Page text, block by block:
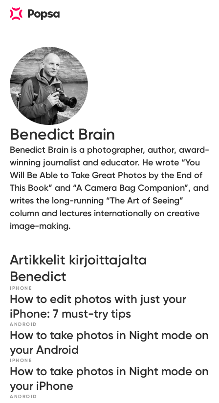
Benedict Brain
Benedict Brain is a photographer, author, award-
winning journalist and educator. He wrote “You
Will Be Able to Take Great Photos by the End of
This Book” and “A Camera Bag Companion”, and
writes the long-running “The Art of Seeing”
column and lectures internationally on creative
image-making.
Artikkelit kirjoittajalta
Benedict
IPHONE
How to edit photos with just your
iPhone: 7 must-try tips
ANDROID
How to take photos in Night mode on
your Android
IPHONE
How to take photos in Night mode on
your iPhone
ANDROID